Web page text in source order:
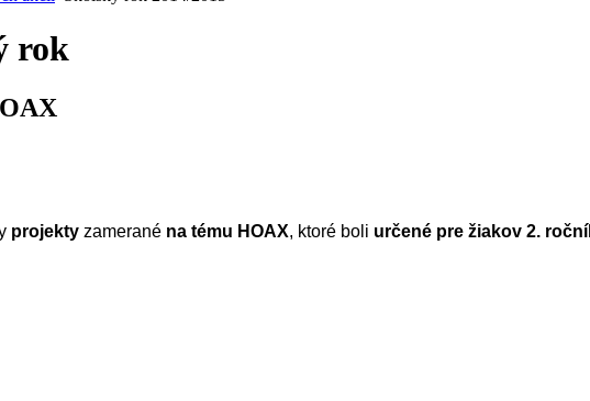
rok
projekty zamerané na tému HOAX, ktoré boli určené pre žiakov 2.